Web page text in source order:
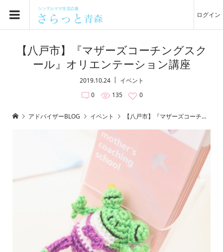
ログイン
【八戸市】『マザーズコーチングスク
ール』オリエンテーション講座
2019.10.24
イベント
0
135 0
アドバイザーBLOG イベント 【八戸市】『マザーズコーチングスクール』オリエンテーション講座